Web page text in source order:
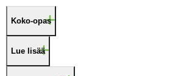
Koko-opas
Lue lisää